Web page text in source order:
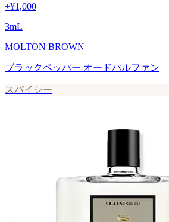
+¥1,000
3mL
MOLTON BROWN
ブラックペッパー オードパルファン
スパイシー